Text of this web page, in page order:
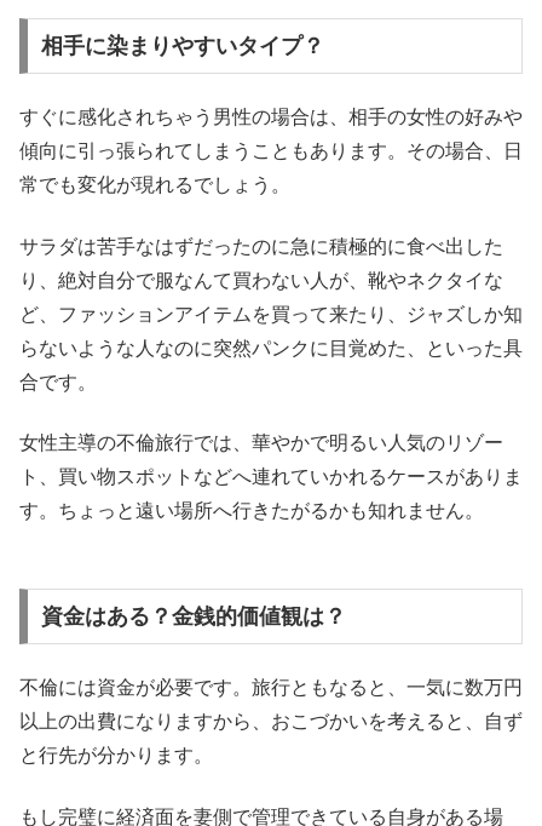
相手に染まりやすいタイプ？
すぐに感化されちゃう男性の場合は、相手の女性の好みや
傾向に引っ張られてしまうこともあります。その場合、日
常でも変化が現れるでしょう。
サラダは苦手なはずだったのに急に積極的に食べ出した
り、絶対自分で服なんて買わない人が、靴やネクタイな
ど、ファッションアイテムを買って来たり、ジャズしか知
らないような人なのに突然パンクに目覚めた、といった具
合です。
女性主導の不倫旅行では、華やかで明るい人気のリゾー
ト、買い物スポットなどへ連れていかれるケースがありま
す。ちょっと遠い場所へ行きたがるかも知れません。
資金はある？金銭的価値観は？
不倫には資金が必要です。旅行ともなると、一気に数万円
以上の出費になりますから、おこづかいを考えると、自ず
と行先が分かります。
もし完璧に経済面を妻側で管理できている自身がある場